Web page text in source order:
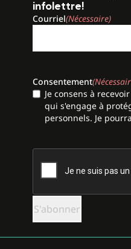
infolettre!
Courriel(Nécessaire)
Consentement
Je consens à
qui s'engage à
personnels. Je
CAPTCHA